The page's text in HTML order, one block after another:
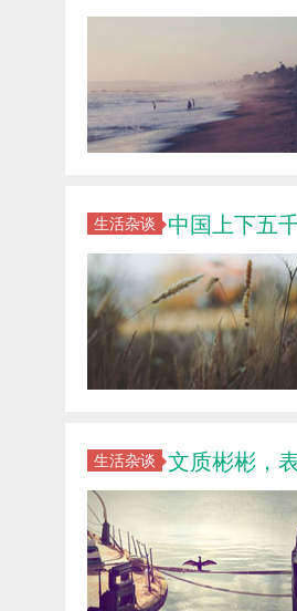
生活杂谈 中国上下五
生活杂谈 文质彬彬，